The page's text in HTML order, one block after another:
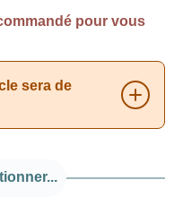
pour vous
sera de